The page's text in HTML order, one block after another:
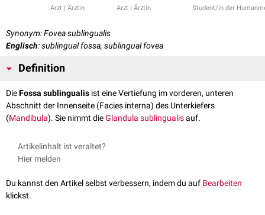
Arzt | Ärztin Arzt | Ärztin Student/in der
Synonym: Fovea sublingualis
Englisch: sublingual fossa, sublingual fovea
Definition
DieFossa sublingualis ist eine Vertiefung im vorderen, unteren
Abschnitt der Innenseite (Facies interna) des Unterkiefers
(Mandibula). Sie nimmt dieGlandula sublingualisauf.
Artikelinhalt ist veraltet?
Hier melden
Du kannst den Artikel selbst verbessern, indem du auf Bearbeiten
klickst.